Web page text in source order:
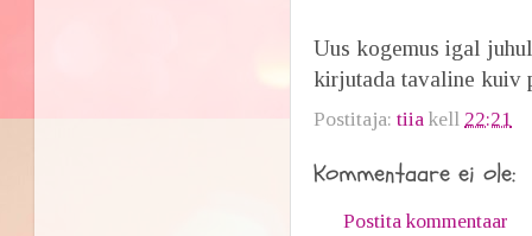
Uus kogemus igal
kirjutada tavaline kuiv
Postitaja:tiia kell 22:21
Kommentaare ei ole:
Postita kommentaar